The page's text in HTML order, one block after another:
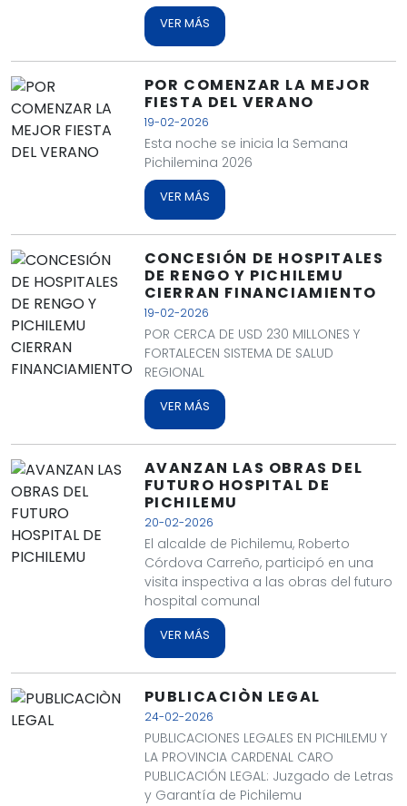
VER MÁS
POR COMENZAR LA MEJOR
FIESTA DEL VERANO
19-02-2026
Esta noche se inicia la Semana
Pichilemina 2026
VER MÁS
CONCESIÓN DE HOSPITALES
DE RENGO Y PICHILEMU
CIERRAN FINANCIAMIENTO
19-02-2026
POR CERCA DE USD 230 MILLONES Y
FORTALECEN SISTEMA DE SALUD
REGIONAL
VER MÁS
AVANZAN LAS OBRAS DEL
FUTURO HOSPITAL DE
PICHILEMU
20-02-2026
El alcalde de Pichilemu, Roberto
Córdova Carreño, participó en una
visita inspectiva a las obras del futuro
hospital comunal
VER MÁS
PUBLICACIÒN LEGAL
24-02-2026
PUBLICACIONES LEGALES EN PICHILEMU Y
LA PROVINCIA CARDENAL CARO
PUBLICACIÓN LEGAL: Juzgado de Letras
y Garantía de Pichilemu